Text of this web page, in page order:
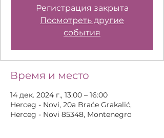
Регистрация закрыта
Посмотреть другие
события
Время и место
14 дек. 2024 г., 13:00 – 16:00
Herceg - Novi, 20a Braće Grakalić,
Herceg - Novi 85348, Montenegro